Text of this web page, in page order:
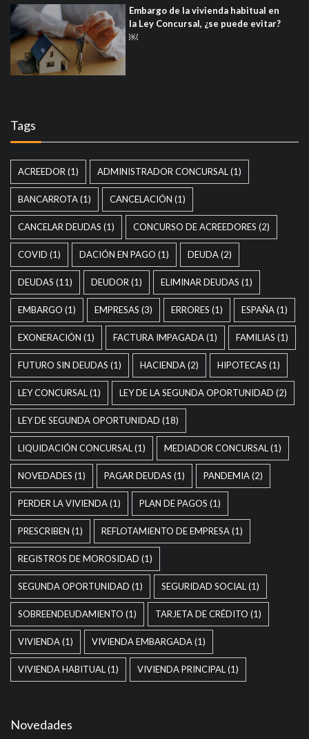
Embargo de la vivienda habitual en
la Ley Concursal, ¿se puede evitar?
￼
Tags
ACREEDOR(1) ADMINISTRADOR CONCURSAL(1)
BANCARROTA(1) CANCELACIÓN (1)
CANCELAR DEUDAS (1) CONCURSO DE ACREEDORES (2)
COVID (1) DACIÓN EN PAGO (1) DEUDA(2)
DEUDAS (11) DEUDOR(1) ELIMINAR DEUDAS (1)
EMBARGO (1) EMPRESAS (3) ERRORES (1) ESPAÑA(1)
EXONERACIÓN (1) FACTURA IMPAGADA(1) FAMILIAS (1)
FUTURO SIN DEUDAS (1) HACIENDA(2) HIPOTECAS (1)
LEY CONCURSAL(1) LEY DE LA SEGUNDA OPORTUNIDAD (2)
LEY DE SEGUNDA OPORTUNIDAD (18)
LIQUIDACIÓN CONCURSAL(1) MEDIADOR CONCURSAL(1)
NOVEDADES (1) PAGAR DEUDAS (1) PANDEMIA(2)
PERDER LA VIVIENDA(1) PLAN DE PAGOS (1)
PRESCRIBEN (1) REFLOTAMIENTO DE EMPRESA(1)
REGISTROS DE MOROSIDAD (1)
SEGUNDA OPORTUNIDAD (1) SEGURIDAD SOCIAL(1)
SOBREENDEUDAMIENTO (1) TARJETA DE CRÉDITO (1)
VIVIENDA(1) VIVIENDA EMBARGADA(1)
VIVIENDA HABITUAL(1) VIVIENDA PRINCIPAL(1)
Novedades